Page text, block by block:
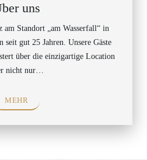
uns
am Standort „am Wasserfall“ in
seit gut 25 Jahren. Unsere Gäste
über die einzigartige Location
nicht nur…
MEHR